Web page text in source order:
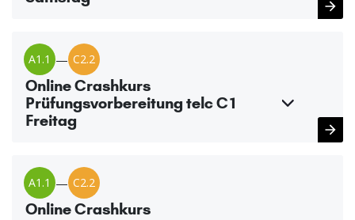
A1.1 — C2.2
Online Crashkurs
Prüfungsvorbereitung telc C1
Freitag
A1.1 — C2.2
Online Crashkurs